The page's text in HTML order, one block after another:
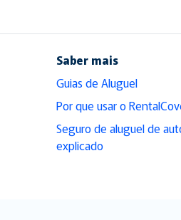
Saber mais
Guias de Aluguel
Por que usar o
Seguro de aluguel de
explicado